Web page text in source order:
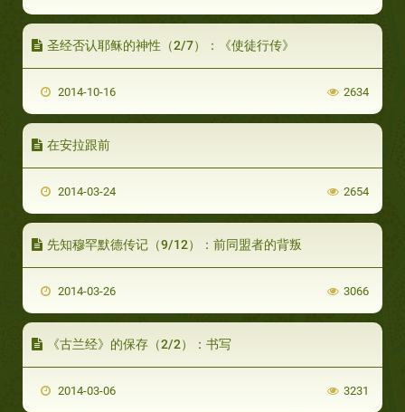
圣经否认耶稣的神性（2/7）：《使徒行传》
2014-10-16 2634
在安拉跟前
2014-03-24 2654
先知穆罕默德传记（9/12）：前同盟者的背叛
2014-03-26 3066
《古兰经》的保存（2/2）：书写
2014-03-06 3231